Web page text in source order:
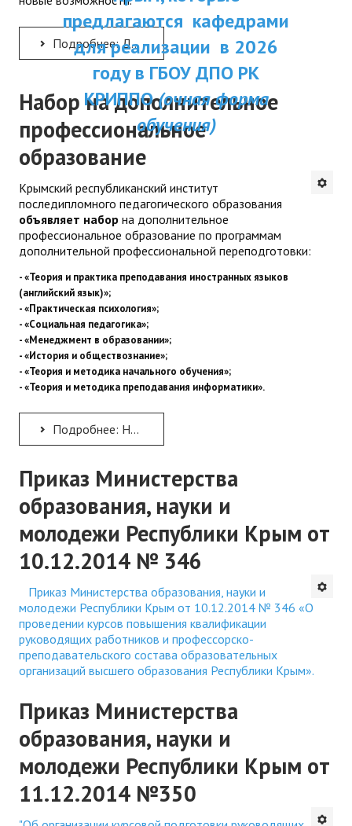
Профессиональная переподготовка
Повышение квалификации
КОНТАКТЫ
ДПП ПК:
Актуальное
предлагаются кафедрами
для реализации в 2026
году в ГБОУ ДПО РК
КРИППО(очная форма
обучения)
Подробнее: Давай пожмём друг другу руки…
Набор на дополнительное
профессиональное
образование
Крымский республиканский институт
последипломного педагогического образования
объявляет набор на дополнительное
профессиональное образование по программам
дополнительной профессиональной переподготовки:
- «Теория и практика преподавания иностранных языков
(английский язык)»;
- «Практическая психология»;
- «Социальная педагогика»;
- «Менеджмент в образовании»;
- «История и обществознание»;
- «Теория и методика начального обучения»;
- «Теория и методика преподавания информатики».
Подробнее: Набор на дополнительное профессиональное образование
Приказ Министерства
образования, науки и
молодежи Республики Крым от
10.12.2014 № 346
Приказ Министерства образования, науки и
молодежи Республики Крым от 10.12.2014 № 346 «О
проведении курсов повышения квалификации
руководящих работников и профессорско-
преподавательского состава образовательных
организаций высшего образования Республики Крым».
Приказ Министерства
образования, науки и
молодежи Республики Крым от
11.12.2014 №350